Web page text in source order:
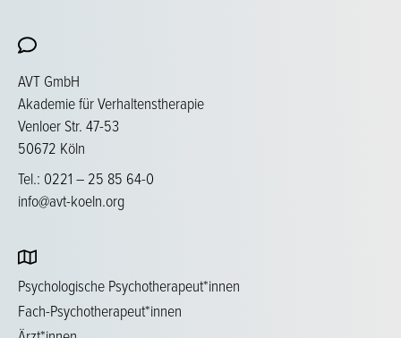
AVT GmbH
Akademie für Verhaltenstherapie
Venloer Str. 47-53
50672 Köln
Tel.: 0221 – 25 85 64-0
info@avt-koeln.org
Psychologische Psychotherapeut*innen
Fach-Psychotherapeut*innen